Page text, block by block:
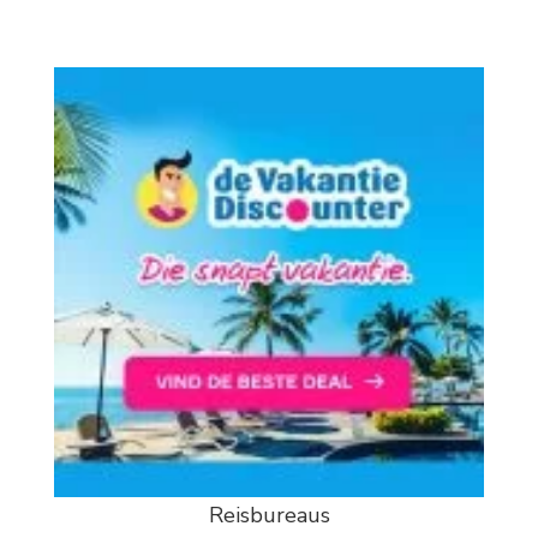
Reisbureaus